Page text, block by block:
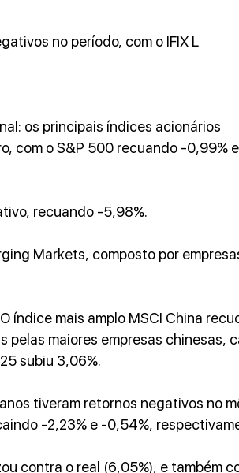
no período, com o IFIX L
os principais índices acionários
com o S&P 500 recuando -0,99%
recuando -5,98%.
Markets, composto por
índice mais amplo MSCI China
pelas maiores empresas chinesas,
subiu 3,06%.
tiveram retornos negativos no
-2,23% e -0,54%,
contra o real (6,05%), e também